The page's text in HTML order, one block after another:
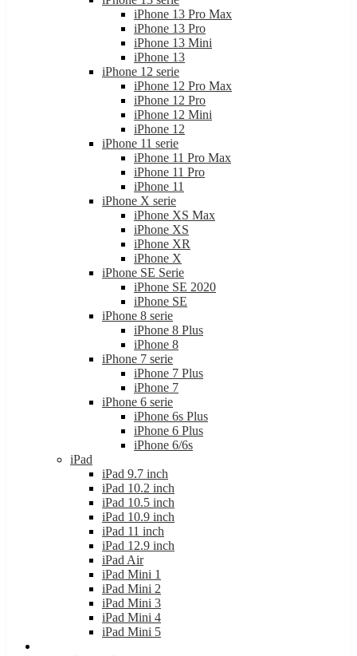
iPhone 13 Pro Max
iPhone 13 Pro
iPhone 13 Mini
iPhone 13
iPhone 12 serie
iPhone 12 Pro Max
iPhone 12 Pro
iPhone 12 Mini
iPhone 12
iPhone 11 serie
iPhone 11 Pro Max
iPhone 11 Pro
iPhone 11
iPhone X serie
iPhone XS Max
iPhone XS
iPhone XR
iPhone X
iPhone SE Serie
iPhone SE 2020
iPhone SE
iPhone 8 serie
iPhone 8 Plus
iPhone 8
iPhone 7 serie
iPhone 7 Plus
iPhone 7
iPhone 6 serie
iPhone 6s Plus
iPhone 6 Plus
iPhone 6/6s
iPad 10.2 inch
iPad 10.5 inch
iPad 10.9 inch
iPad 11 inch
iPad 12.9 inch
iPad Air
iPad Mini 1
iPad Mini 2
iPad Mini 3
iPad Mini 4
iPad Mini 5
Samsung